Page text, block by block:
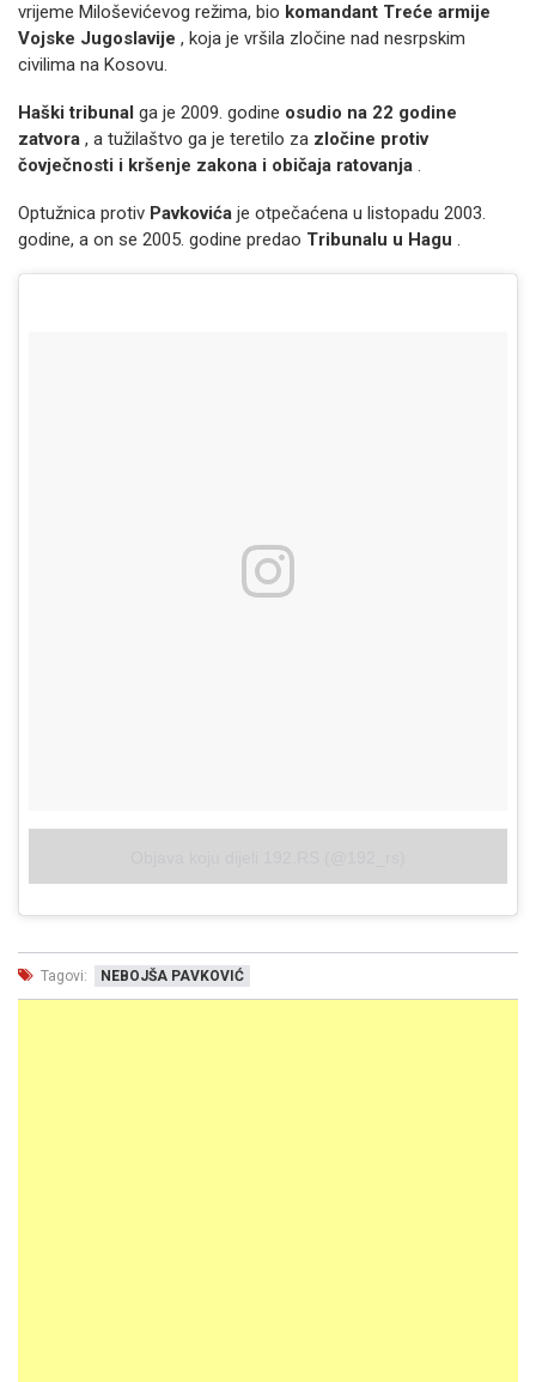
vrijeme Miloševićevog režima, bio komandant Treće armije
Vojske Jugoslavije , koja je vršila zločine nad nesrpskim
civilima na Kosovu.
Haški tribunal ga je 2009. godine osudio na 22 godine
zatvora , a tužilaštvo ga je teretilo za zločine protiv
čovječnosti i kršenje zakona i običaja ratovanja .
Optužnica protiv Pavkovića je otpečaćena u listopadu 2003.
godine, a on se 2005. godine predao Tribunalu u Hagu .
Tagovi: NEBOJŠA PAVKOVIĆ